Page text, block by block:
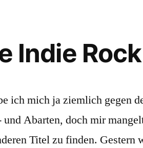
Indie Rock
ich mich ja ziemlich gegen
Abarten, doch mir
Titel zu finden. Gestern